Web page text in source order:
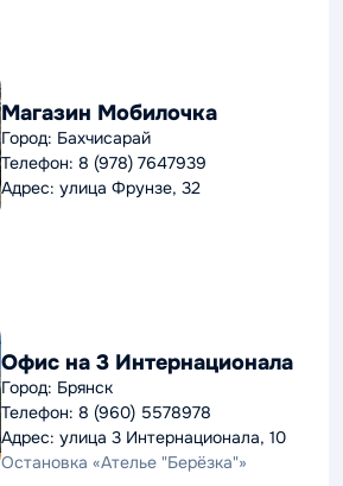
Магазин Мобилочка
Город: Бахчисарай
Телефон: 8 (978) 7647939
Адрес: улица Фрунзе, 32
Офис на 3 Интернационала
Город: Брянск
Телефон: 8 (960) 5578978
Адрес: улица 3 Интернационала, 10
Остановка «Ателье "Берёзка"»